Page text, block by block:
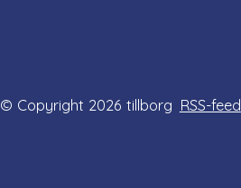
© Copyright 2026 tillborg RSS-feed